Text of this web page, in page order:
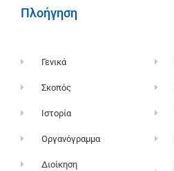
Πλοήγηση
Γενικά
Σκοπός
Ιστορία
Οργανόγραμμα
Διοίκηση